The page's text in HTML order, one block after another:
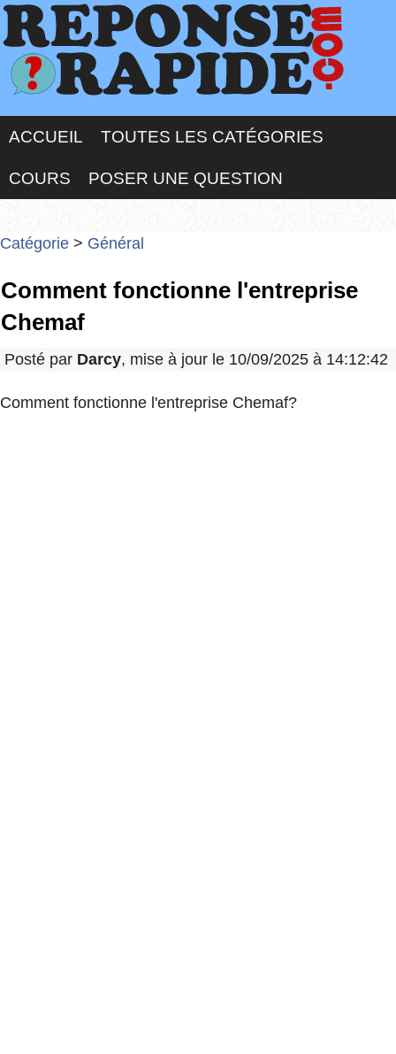
ACCUEIL TOUTES LES CATÉGORIES
COURS POSER UNE QUESTION
Catégorie > Général
Comment fonctionne l'entreprise
Chemaf
Posté par Darcy, mise à jour le 10/09/2025 à 14:12:42
Comment fonctionne l'entreprise Chemaf?